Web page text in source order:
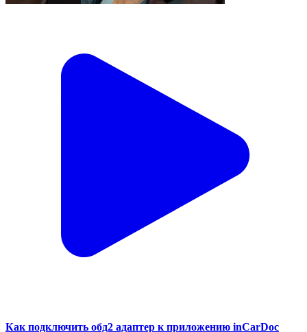
Как подключить обд2 адаптер к приложению inCarDoc